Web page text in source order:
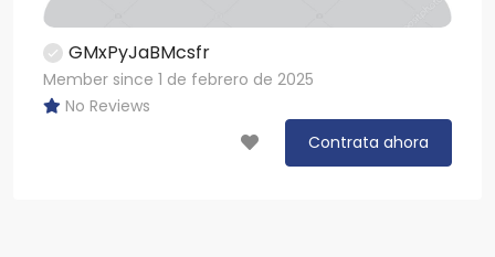
GMxPyJaBMcsfr
Member since 1 de febrero de 2025
No Reviews
Contrata ahora